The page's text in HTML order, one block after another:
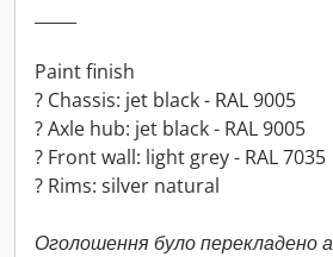
Paint finish
? Chassis: jet black - RAL 9005
? Axle hub: jet black - RAL 9005
? Front wall: light grey - RAL 7035
? Rims: silver natural
Оголошення було перекладено